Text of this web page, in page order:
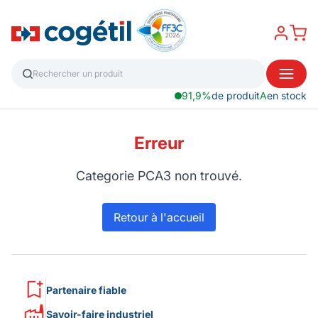
91,9%de produitAen stock
Erreur
Categorie PCA3 non trouvé.
Retour à l'accueil
Partenaire fiable
Savoir-faire industriel